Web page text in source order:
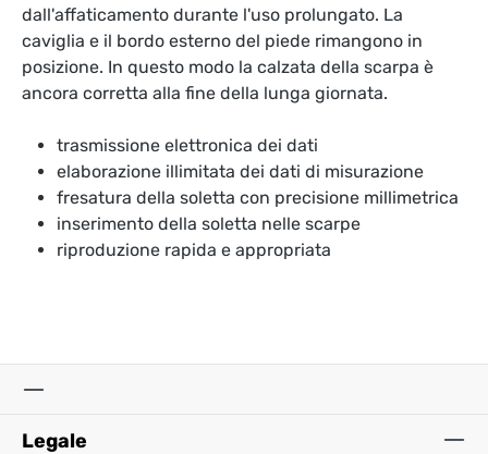
dall'affaticamento durante l'uso prolungato. La
caviglia e il bordo esterno del piede rimangono in
posizione. In questo modo la calzata della scarpa è
ancora corretta alla fine della lunga giornata.
trasmissione elettronica dei dati
elaborazione illimitata dei dati di misurazione
fresatura della soletta con precisione millimetrica
inserimento della soletta nelle scarpe
riproduzione rapida e appropriata
Legale